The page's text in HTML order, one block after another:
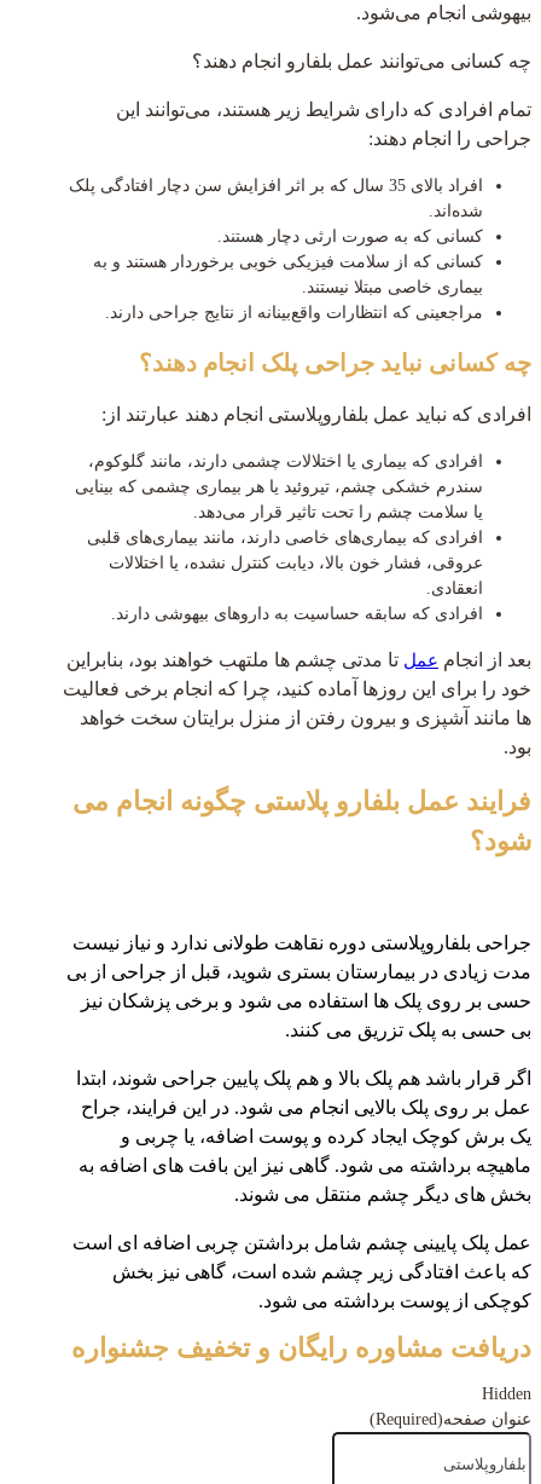
بیهوشی انجام می‌شود.
چه کسانی می‌توانند عمل بلفارو انجام دهند؟
تمام افرادی که دارای شرایط زیر هستند، می‌توانند این
جراحی را انجام دهند:
افراد بالای 35 سال که بر اثر افزایش سن دچار افتادگی پلک
شده‌اند.
کسانی که به صورت ارثی دچار هستند.
کسانی که از سلامت فیزیکی خوبی برخوردار هستند و به
بیماری خاصی مبتلا نیستند.
مراجعینی که انتظارات واقع‌بینانه از نتایج جراحی دارند.
چه کسانی نباید جراحی پلک انجام دهند؟
افرادی که نباید عمل بلفاروپلاستی انجام دهند عبارتند از:
افرادی که بیماری یا اختلالات چشمی دارند، مانند گلوکوم،
سندرم خشکی چشم، تیروئید یا هر بیماری چشمی که بینایی
یا سلامت چشم را تحت تاثیر قرار می‌دهد.
افرادی که بیماری‌های خاصی دارند، مانند بیماری‌های قلبی
عروقی، فشار خون بالا، دیابت کنترل نشده، یا اختلالات
انعقادی.
افرادی که سابقه حساسیت به داروهای بیهوشی دارند.
بعد از انجام عمل تا مدتی چشم ها ملتهب خواهند بود، بنابراین
خود را برای این روزها آماده کنید، چرا که انجام برخی فعالیت
ها مانند آشپزی و بیرون رفتن از منزل برایتان سخت خواهد
بود.
فرایند عمل بلفارو پلاستی چگونه انجام می
شود؟
جراحی بلفاروپلاستی دوره نقاهت طولانی ندارد و نیاز نیست
مدت زیادی در بیمارستان بستری شوید، قبل از جراحی از بی
حسی بر روی پلک ها استفاده می شود و برخی پزشکان نیز
بی حسی به پلک تزریق می کنند.
اگر قرار باشد هم پلک بالا و هم پلک پایین جراحی شوند، ابتدا
عمل بر روی پلک بالایی انجام می شود. در این فرایند، جراح
یک برش کوچک ایجاد کرده و پوست اضافه، یا چربی و
ماهیچه برداشته می شود. گاهی نیز این بافت های اضافه به
بخش های دیگر چشم منتقل می شوند.
عمل پلک پایینی چشم شامل برداشتن چربی اضافه ای است
که باعث افتادگی زیر چشم شده است، گاهی نیز بخش
کوچکی از پوست برداشته می شود.
دریافت مشاوره رایگان و تخفیف جشنواره
Hidden
عنوان صفحه(Required)